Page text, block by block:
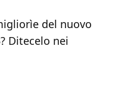
del nuovo
Ditecelo nei